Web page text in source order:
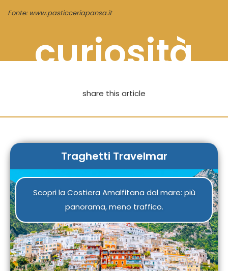
Fonte: www.pasticceriapansa.it
curiosità
share this article
Traghetti Travelmar
Scopri la Costiera Amalfitana dal mare: più
panorama, meno traffico.